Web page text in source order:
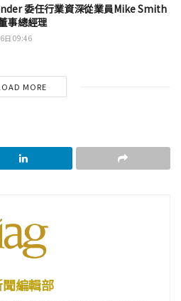
委任行業資深從業員Mike Smith
事總經理
日 09:46
MORE
編輯部